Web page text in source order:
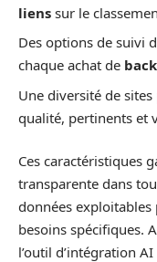
liens sur le
Des options de suivi
chaque achat de
Une diversité de
qualité, pertinents et
Ces caractéristiques
transparente dans
données
besoins spécifiques.
l’outil d’intégration